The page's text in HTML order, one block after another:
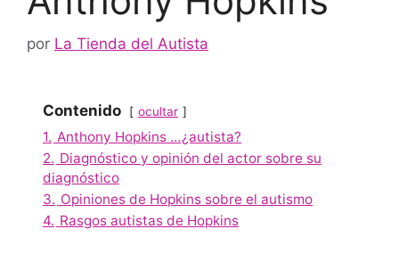
por La Tienda del Autista
Contenido ocultar
1. Anthony Hopkins …¿autista?
2. Diagnóstico y opinión del actor sobre su
diagnóstico
3. Opiniones de Hopkins sobre el autismo
4. Rasgos autistas de Hopkins